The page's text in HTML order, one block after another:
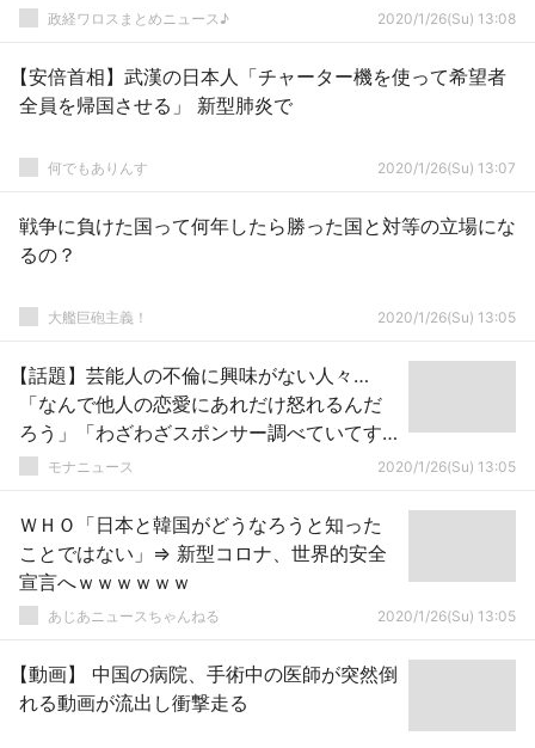
受けてるのでは？」
政経ワロスまとめニュース♪ 2020/1/26(Su) 13:08
【安倍首相】武漢の日本人「チャーター機を使って希望者
全員を帰国させる」 新型肺炎で
何でもありんす 2020/1/26(Su) 13:07
戦争に負けた国って何年したら勝った国と対等の立場にな
るの？
大艦巨砲主義！ 2020/1/26(Su) 13:05
【話題】芸能人の不倫に興味がない人々…
「なんで他人の恋愛にあれだけ怒れるんだ
ろう」「わざわざスポンサー調べていてす
ごい」モナニュース 2020/1/26(Su) 13:05
ＷＨＯ「日本と韓国がどうなろうと知った
ことではない」⇒ 新型コロナ、世界的安全
宣言へｗｗｗｗｗｗ
あじあニュースちゃんねる 2020/1/26(Su) 13:05
【動画】 中国の病院、手術中の医師が突然倒
れる動画が流出し衝撃走る